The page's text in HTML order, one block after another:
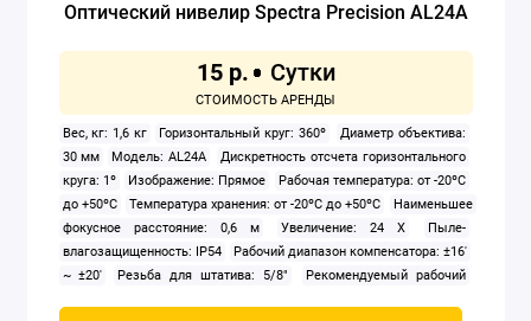
Оптический нивелир Spectra Precision AL24A
15 р.
Вес, кг: 1,6 кг Горизонтальный круг: 360º
Диаметр объектива:
30 мм
Модель: AL24A
Дискретность отсчета горизонтального
круга: 1º
Изображение: Прямое
Рабочая температура: от -20ºС
до +50ºC
Температура хранения: от -20ºС до +50ºC
Наименьшее
фокусное расстояние: 0,6 м
Увеличение: 24 X
Пыле-
влагозащищенность: IP54
Рабочий диапазон компенсатора: ±16′
~ ±20′
Резьба для штатива: 5/8"
Рекомендуемый рабочий